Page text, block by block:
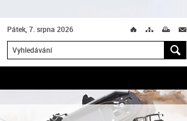
Pátek, 7. srpna 2026 Ú M T M
H